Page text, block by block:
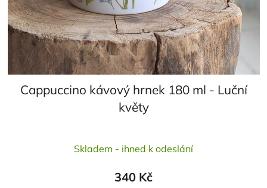
Cappuccino kávový hrnek 180 ml - Luční
květy
hodnocení
je
Skladem - ihned k odeslání
340 Kč